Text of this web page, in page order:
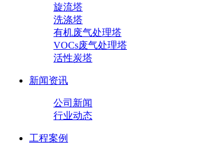
旋流塔
洗涤塔
有机废气处理塔
VOCs废气处理塔
活性炭塔
新闻资讯
公司新闻
行业动态
工程案例